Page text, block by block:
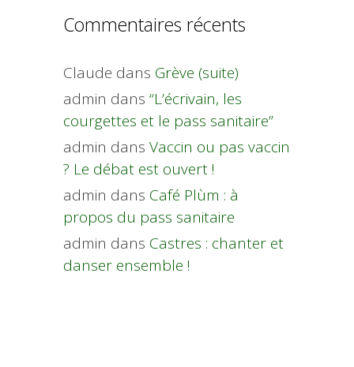
Commentaires récents
Claude dans Grève (suite)
admin dans “L’écrivain, les
courgettes et le pass sanitaire”
admin dans Vaccin ou pas vaccin
? Le débat est ouvert !
admin dans Café Plùm : à
propos du pass sanitaire
admin dans Castres : chanter et
danser ensemble !